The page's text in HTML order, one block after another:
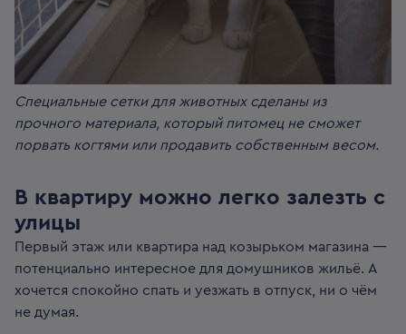
Специальные сетки для животных сделаны из
прочного материала, который питомец не сможет
порвать когтями или продавить собственным весом.
В квартиру можно легко залезть с
улицы
Первый этаж или квартира над козырьком магазина —
потенциально интересное для домушников жильё. А
хочется спокойно спать и уезжать в отпуск, ни о чём
не думая.